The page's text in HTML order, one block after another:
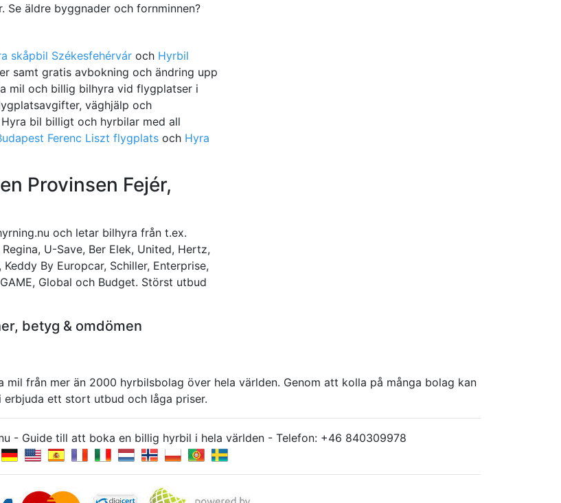
Se äldre byggnader och fornminnen?
skåpbil Székesfehérvár och Hyrbil
samt gratis avbokning och ändring upp
mil och billig bilhyra vid flygplatser i
väghjälp och
bil billigt och hyrbilar med all
Ferenc Liszt flygplats och Hyra
Provinsen Fejér,
och letar bilhyra från t.ex.
U-Save, Ber Elek, United, Hertz,
By Europcar, Schiller, Enterprise,
Global och Budget. Störst utbud
betyg & omdömen
från mer än 2000 hyrbilsbolag över hela världen. Genom att kolla på många bolag kan
erbjuda ett stort utbud och låga priser.
- Guide till att boka en billig hyrbil i hela världen - Telefon: +46 840309978